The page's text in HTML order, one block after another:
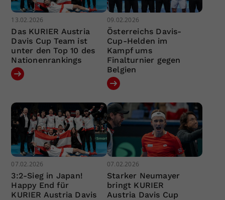
13.02.2026
Das KURIER Austria
Davis Cup Team ist
unter den Top 10 des
Nationenrankings
09.02.2026
Österreichs Davis-
Cup-Helden im
Kampf ums
Finalturnier gegen
Belgien
07.02.2026
3:2-Sieg in Japan!
Happy End für
KURIER Austria Davis
07.02.2026
Starker Neumayer
bringt KURIER
Austria Davis Cup